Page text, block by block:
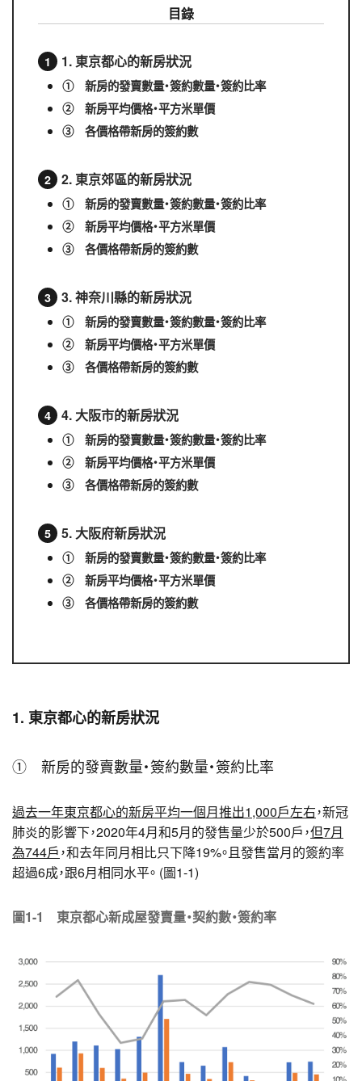
目錄
1. 東京都心的新房狀況
① 新房的發賣數量・簽約數量・簽約比率
② 新房平均價格・平方米單價
③ 各價格帶新房的簽約數
2. 東京郊區的新房狀況
① 新房的發賣數量・簽約數量・簽約比率
② 新房平均價格・平方米單價
③ 各價格帶新房的簽約數
3. 神奈川縣的新房狀況
① 新房的發賣數量・簽約數量・簽約比率
② 新房平均價格・平方米單價
③ 各價格帶新房的簽約數
4. 大阪市的新房狀況
① 新房的發賣數量・簽約數量・簽約比率
② 新房平均價格・平方米單價
③ 各價格帶新房的簽約數
5. 大阪府新房狀況
① 新房的發賣數量・簽約數量・簽約比率
② 新房平均價格・平方米單價
③ 各價格帶新房的簽約數
1. 東京都心的新房狀況
① 新房的發賣數量・簽約數量・簽約比率
過去一年東京都心的新房平均一個月推出1,000戶左右，新冠
肺炎的影響下，2020年4月和5月的發售量少於500戶，但7月
為744戶，和去年同月相比只下降19%。且發售當月的簽約率
超過6成，跟6月相同水平。 (圖1-1)
圖1-1 東京都心新成屋發賣量・契約數・簽約率